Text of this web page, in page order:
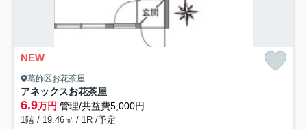
NEW
葛飾区お花茶屋
アネックスお花茶屋
6.9万円 管理/共益費5,000円
1階 / 19.46㎡ / 1R /予定